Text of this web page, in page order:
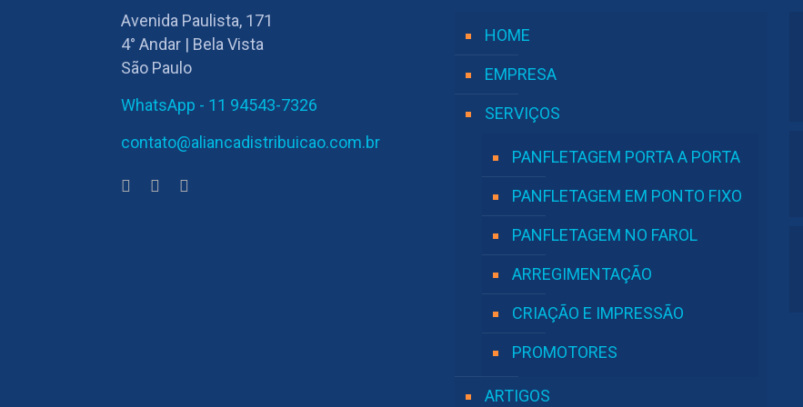
Avenida Paulista, 171
4° Andar | Bela Vista
São Paulo
WhatsApp - 11 94543-7326
contato@aliancadistribuicao.com.br
HOME
EMPRESA
SERVIÇOS
PANFLETAGEM PORTA A PORTA
PANFLETAGEM EM PONTO FIXO
PANFLETAGEM NO FAROL
ARREGIMENTAÇÃO
CRIAÇÃO E IMPRESSÃO
PROMOTORES
ARTIGOS